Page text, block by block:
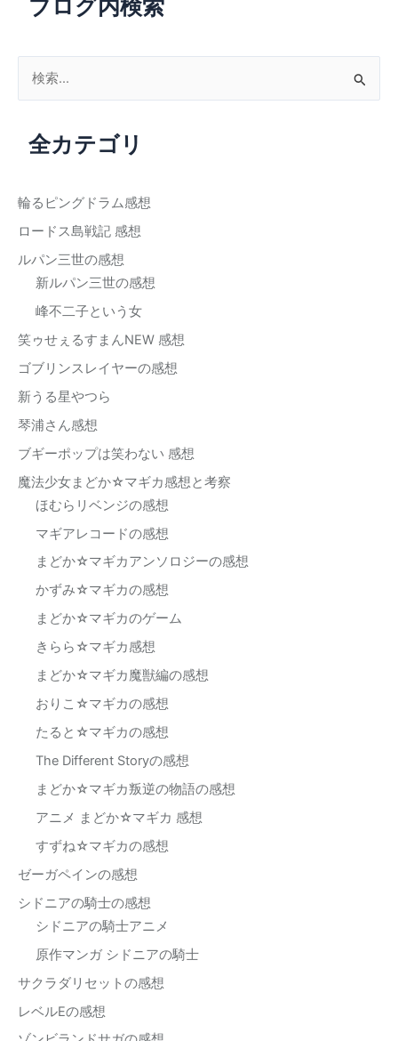
ブログ内検索
象全カテゴリ
輪るピングドラム感想
ロードス島戦記 感想
ルパン三世の感想
新ルパン三世の感想
峰不二子という女
笑ゥせぇるすまんNEW 感想
ゴブリンスレイヤーの感想
新うる星やつら
琴浦さん感想
ブギーポップは笑わない 感想
魔法少女まどか☆マギカ感想と考察
ほむらリベンジの感想
マギアレコードの感想
まどか☆マギカアンソロジーの感想
かずみ☆マギカの感想
まどか☆マギカのゲーム
きらら☆マギカ感想
まどか☆マギカ魔獣編の感想
おりこ☆マギカの感想
たると☆マギカの感想
The Different Storyの感想
まどか☆マギカ叛逆の物語の感想
アニメ まどか☆マギカ 感想
すずね☆マギカの感想
ゼーガペインの感想
シドニアの騎士の感想
シドニアの騎士アニメ
原作マンガ シドニアの騎士
サクラダリセットの感想
レベルEの感想